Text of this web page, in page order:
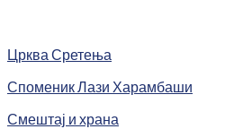
Црква Сретења
Споменик Лази Харамбаши
Смештај и храна